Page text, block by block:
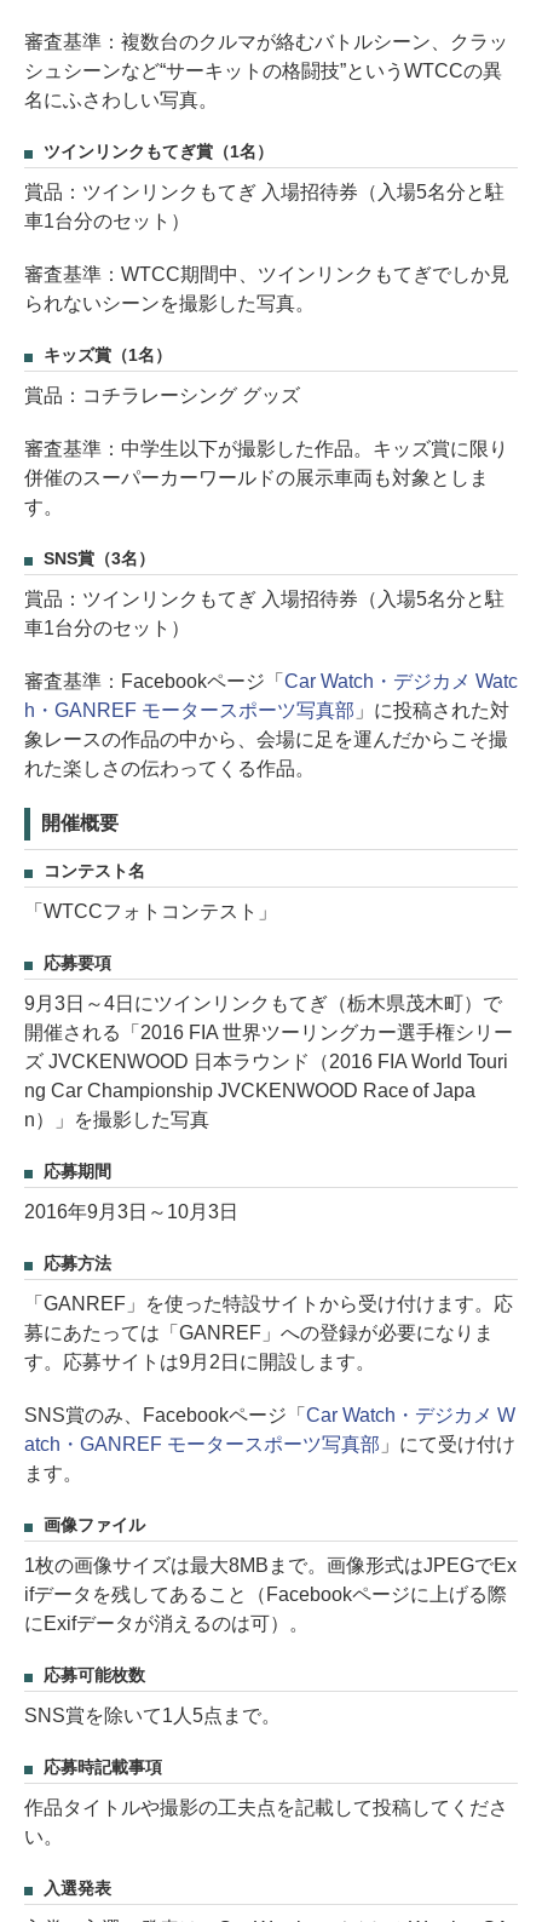
審査基準：複数台のクルマが絡むバトルシーン、クラッ
シュシーンなど“サーキットの格闘技”というWTCCの異
名にふさわしい写真。
ツインリンクもてぎ賞（1名）
賞品：ツインリンクもてぎ 入場招待券（入場5名分と駐
車1台分のセット）
審査基準：WTCC期間中、ツインリンクもてぎでしか見
られないシーンを撮影した写真。
キッズ賞（1名）
賞品：コチラレーシング グッズ
審査基準：中学生以下が撮影した作品。キッズ賞に限り
併催のスーパーカーワールドの展示車両も対象としま
す。
SNS賞（3名）
賞品：ツインリンクもてぎ 入場招待券（入場5名分と駐
車1台分のセット）
審査基準：Facebookページ「 Car Watch・デジカメ Watc
h・GANREF モータースポーツ写真部 」に投稿された対
象レースの作品の中から、会場に足を運んだからこそ撮
れた楽しさの伝わってくる作品。
開催概要
コンテスト名
「WTCCフォトコンテスト」
応募要項
9月3日～4日にツインリンクもてぎ（栃木県茂木町）で
開催される「2016 FIA 世界ツーリングカー選手権シリー
ズ JVCKENWOOD 日本ラウンド（2016 FIA World Touri
ng Car Championship JVCKENWOOD Race of Japa
n）」を撮影した写真
応募期間
2016年9月3日～10月3日
応募方法
「GANREF」を使った特設サイトから受け付けます。応
募にあたっては「GANREF」への登録が必要になりま
す。応募サイトは9月2日に開設します。
SNS賞のみ、Facebookページ「 Car Watch・デジカメ W
atch・GANREF モータースポーツ写真部 」にて受け付け
ます。
画像ファイル
1枚の画像サイズは最大8MBまで。画像形式はJPEGでEx
ifデータを残してあること（Facebookページに上げる際
にExifデータが消えるのは可）。
応募可能枚数
SNS賞を除いて1人5点まで。
応募時記載事項
作品タイトルや撮影の工夫点を記載して投稿してくださ
い。
入選発表